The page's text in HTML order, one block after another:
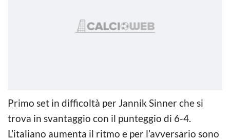
Primo set in difficoltà per Jannik Sinner che si
trova in svantaggio con il punteggio di 6-4.
L’italiano aumenta il ritmo e per l’avversario sono